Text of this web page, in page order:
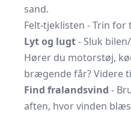
sand.
Felt-tjeklisten - Trin for
Lyt og lugt- Sluk
Hører du motorstøj,
brægende får? Videre
Find fralandsvind -
aften, hvor vinden